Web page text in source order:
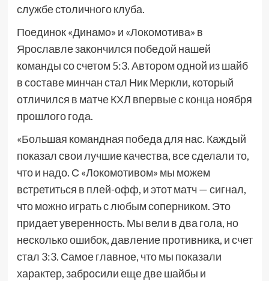
службе столичного клуба.
Поединок «Динамо» и «Локомотива» в
Ярославле закончился победой нашей
команды со счетом 5:3. Автором одной из шайб
в составе минчан стал Ник Меркли, который
отличился в матче КХЛ впервые с конца ноября
прошлого года.
«Большая командная победа для нас. Каждый
показал свои лучшие качества, все сделали то,
что и надо. С «Локомотивом» мы можем
встретиться в плей-офф, и этот матч — сигнал,
что можно играть с любым соперником. Это
придает уверенность. Мы вели в два гола, но
несколько ошибок, давление противника, и счет
стал 3:3. Самое главное, что мы показали
характер, забросили еще две шайбы и